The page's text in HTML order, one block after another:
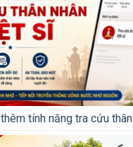
tính năng tra cứu